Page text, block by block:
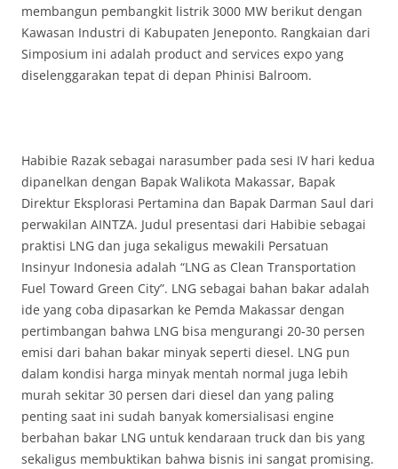
membangun pembangkit listrik 3000 MW berikut dengan
Kawasan Industri di Kabupaten Jeneponto. Rangkaian dari
Simposium ini adalah product and services expo yang
diselenggarakan tepat di depan Phinisi Balroom.
Habibie Razak sebagai narasumber pada sesi IV hari kedua
dipanelkan dengan Bapak Walikota Makassar, Bapak
Direktur Eksplorasi Pertamina dan Bapak Darman Saul dari
perwakilan AINTZA. Judul presentasi dari Habibie sebagai
praktisi LNG dan juga sekaligus mewakili Persatuan
Insinyur Indonesia adalah “LNG as Clean Transportation
Fuel Toward Green City”. LNG sebagai bahan bakar adalah
ide yang coba dipasarkan ke Pemda Makassar dengan
pertimbangan bahwa LNG bisa mengurangi 20-30 persen
emisi dari bahan bakar minyak seperti diesel. LNG pun
dalam kondisi harga minyak mentah normal juga lebih
murah sekitar 30 persen dari diesel dan yang paling
penting saat ini sudah banyak komersialisasi engine
berbahan bakar LNG untuk kendaraan truck dan bis yang
sekaligus membuktikan bahwa bisnis ini sangat promising.